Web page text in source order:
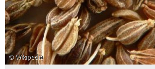
© Wikipedia